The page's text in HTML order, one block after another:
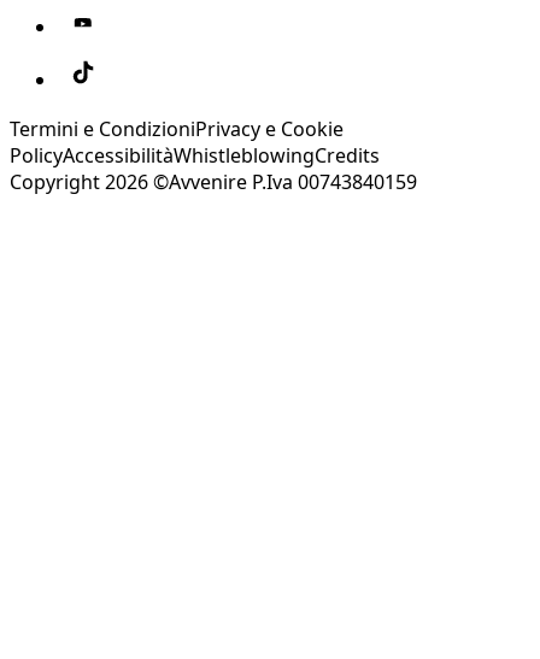
Termini e CondizioniPrivacy e Cookie
PolicyAccessibilitàWhistleblowingCredits
Copyright 2026 ©Avvenire P.Iva 00743840159